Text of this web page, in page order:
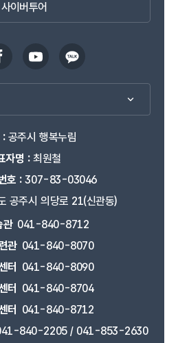
사이버투어
:공주시 행복누림
자명 :최원철
호 :307-83-03046
공주시 의당로 21(신관동)
관 041-840-8712
관 041-840-8070
터
041-840-8090
터
041-840-8704
터
041-840-8712
840-2205 / 041-853-2630